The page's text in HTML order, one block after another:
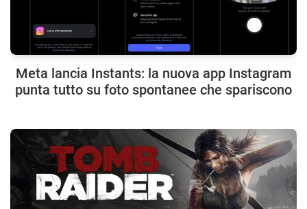
Meta lancia Instants: la nuova app Instagram
punta tutto su foto spontanee che spariscono